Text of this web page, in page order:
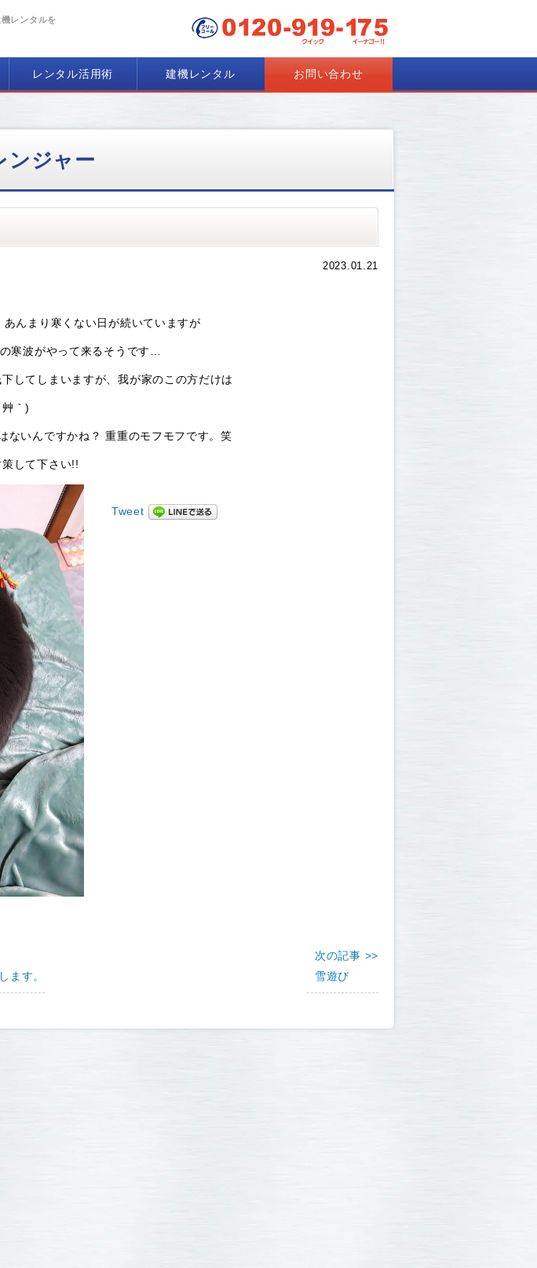
レンタルを
レンタル活用術 建機レンタル お問い合わせ
ンジャー
2023.01.21
んまり寒くない日が続いていますが
寒波がやって来るそうです…
してしまいますが、我が家のこの方だけは
｀)
ないんですかね？ 重重のモフモフです。笑
して下さい!!
Tweet
ます。
次の記事 >>
雪遊び